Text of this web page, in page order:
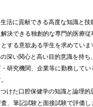
活に貢献できる高度な知識と技
決できる独創的な専門的医療
する意欲ある学生を求めていま
深い関心と高い目的意識を持ち
研究機関、企業等に勤務してい
けた口腔保健学の知識と論理的
、筆記試験と面接試験で評価し